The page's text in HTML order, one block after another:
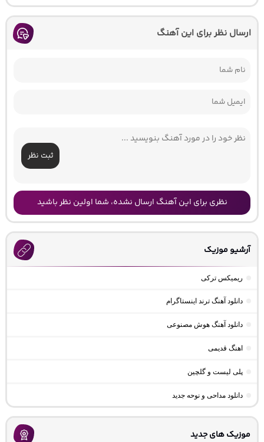
ارسال نظر برای این آهنگ
ثبت نظر
نظری برای این آهنگ ارسال نشده، شما اولین نظر باشید
آرشیو موزیک
ریمیکس ترکی
دانلود آهنگ ترند اینستاگرام
دانلود آهنگ هوش مصنوعی
اهنگ قدیمی
پلی لیست و گلچین
دانلود مداحی و نوحه جدید
موزیک های جدید